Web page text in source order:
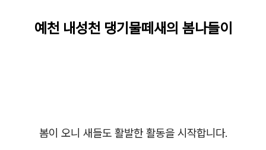
예천 내성천 댕기물떼새의 봄나들이
봄이 오니 새들도 활발한 활동을 시작합니다.